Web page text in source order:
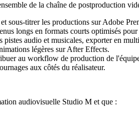
de la chaîne de postproduction
sous-titrer les productions sur Adobe
longs en formats courts optimisés
audio et musicales, exporter en
légères sur After Effects.
au workflow de production de
aux côtés du réalisateur.
audiovisuelle Studio M et que :